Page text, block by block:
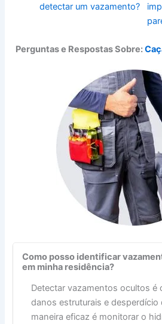
detectar um vazamento?
Perguntas e Respostas Sobre:
Como posso identificar
em minha residência?
Detectar vazamentos ocultos é
danos estruturais e desperdício
maneira eficaz é monitorar o